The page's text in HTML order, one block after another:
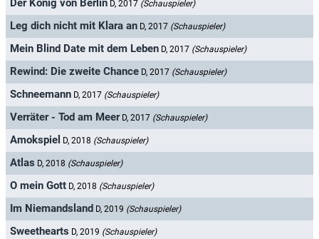
Der König von Berlin D, 2017 (Schauspieler)
Leg dich nicht mit Klara an D, 2017 (Schauspieler)
Mein Blind Date mit dem Leben D, 2017 (Schauspieler)
Rewind: Die zweite Chance D, 2017 (Schauspieler)
Schneemann D, 2017 (Schauspieler)
Verräter - Tod am Meer D, 2017 (Schauspieler)
Amokspiel D, 2018 (Schauspieler)
Atlas D, 2018 (Schauspieler)
O mein Gott D, 2018 (Schauspieler)
Im Niemandsland D, 2019 (Schauspieler)
Sweethearts D, 2019 (Schauspieler)